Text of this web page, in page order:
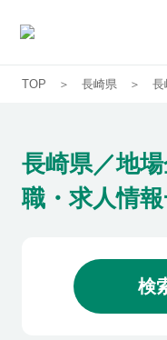
求人一
企業一
お気に
TOP 長崎県 長
長崎県／地
職・求人情
検